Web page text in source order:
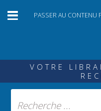
PASSER AU CONTENU
VOTRE